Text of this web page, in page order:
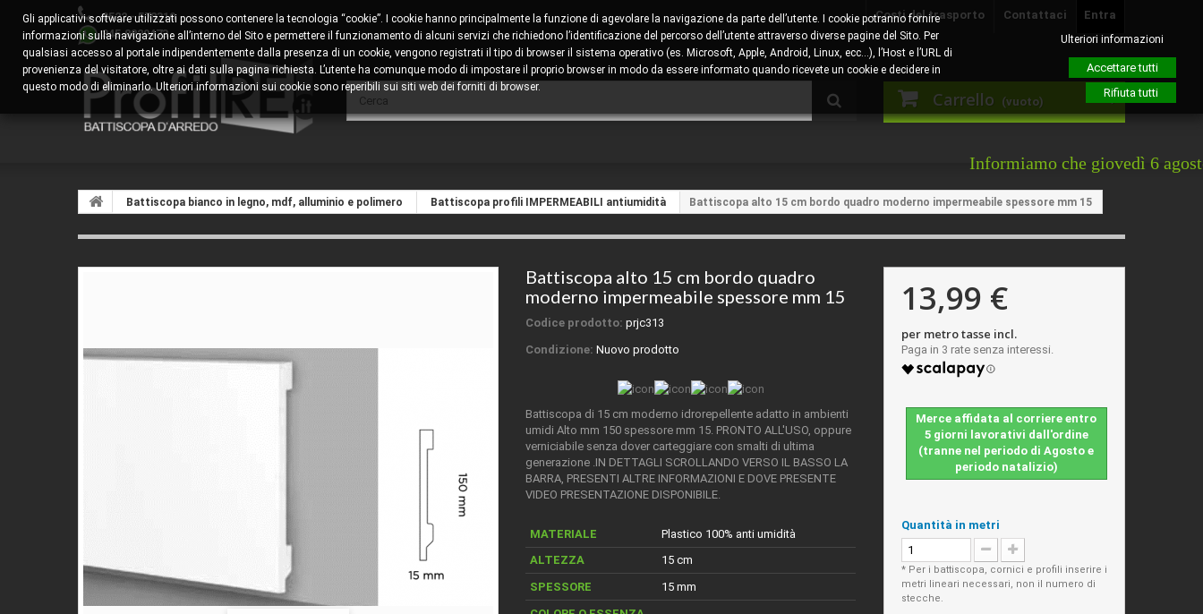
Entra
Contattaci
Costi del trasporto
0522 - 578310
345.8829473
Carrello (vuoto)
Informiamo che giovedì 6 agosto
Battiscopa bianco in legno, mdf, alluminio e polimero Battiscopa profili IMPERMEABILI antiumidità Battiscopa alto 15 cm bordo quadro moderno impermeabile spessore mm 15
Battiscopa alto 15 cm bordo quadro
moderno impermeabile spessore mm 15
Codice prodotto: prjc313
Condizione: Nuovo prodotto
Battiscopa di 15 cm moderno idrorepellente adatto in ambienti
umidi Alto mm 150 spessore mm 15. PRONTO ALL'USO, oppure
verniciabile senza dover carteggiare con smalti di ultima
generazione .IN DETTAGLI SCROLLANDO VERSO IL BASSO LA
BARRA, PRESENTI ALTRE INFORMAZIONI E DOVE PRESENTE
VIDEO PRESENTAZIONE DISPONIBILE.
MATERIALE
Plastico 100% anti umidità
ALTEZZA
15 cm
SPESSORE
15 mm
13,99 €
per metro tasse incl.
Merce affidata al corriere entro
5 giorni lavorativi dall'ordine
(tranne nel periodo di Agosto e
periodo natalizio)
Quantità in metri
* Per i battiscopa, cornici e profili inserire i
metri lineari necessari, non il numero di
stecche.
Gli applicativi software utilizzati possono contenere la tecnologia “cookie”. I cookie hanno principalmente la funzione di agevolare la navigazione da parte dell’utente. I cookie potranno fornire
informazioni sulla navigazione all’interno del Sito e permettere il funzionamento di alcuni servizi che richiedono l’identificazione del percorso dell’utente attraverso diverse pagine del Sito. Per
qualsiasi accesso al portale indipendentemente dalla presenza di un cookie, vengono registrati il tipo di browser il sistema operativo (es. Microsoft, Apple, Android, Linux, ecc…), l’Host e l’URL di
provenienza del visitatore, oltre ai dati sulla pagina richiesta. L’utente ha comunque modo di impostare il proprio browser in modo da essere informato quando ricevete un cookie e decidere in
questo modo di eliminarlo. Ulteriori informazioni sui cookie sono reperibili sui siti web dei forniti di browser.
Ulteriori informazioni
Accettare tutti
Rifiuta tutti